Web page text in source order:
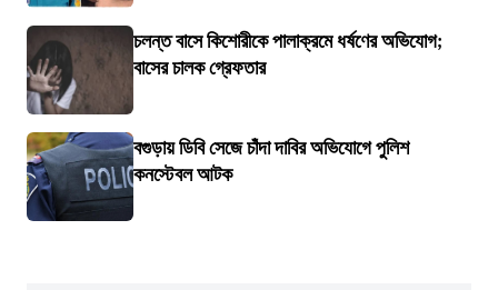
চলন্ত বাসে কিশোরীকে পালাক্রমে ধর্ষণের অভিযোগ;
বাসের চালক গ্রেফতার
বগুড়ায় ডিবি সেজে চাঁদা দাবির অভিযোগে পুলিশ
কনস্টেবল আটক